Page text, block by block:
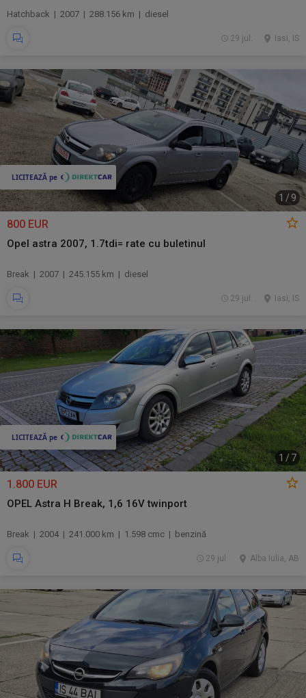
Hatchback | 2007 | 288.156 km | diesel
Iasi, IS
29 jul.
1 /9
800 EUR
Opel astra 2007, 1.7tdi= rate cu buletinul
Break | 2007 | 245.155 km | diesel
Iasi, IS
29 jul.
1 /7
1.800 EUR
OPEL Astra H Break, 1,6 16V twinport
Break | 2004 | 241.000 km | 1.598 cmc | benzină
Alba Iulia, AB
29 jul.